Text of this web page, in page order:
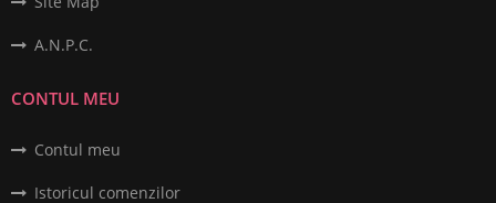
A.N.P.C.
CONTUL MEU
Contul meu
Istoricul comenzilor